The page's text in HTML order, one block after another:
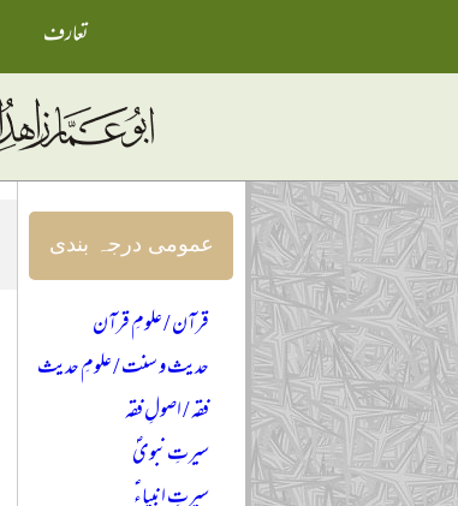
تعارف
عمومی درجہ بندی
قرآن / علومِ قرآن
حدیث و سنت / علومِ حدیث
فقہ / اصولِ فقہ
سیرتِ نبویؐ